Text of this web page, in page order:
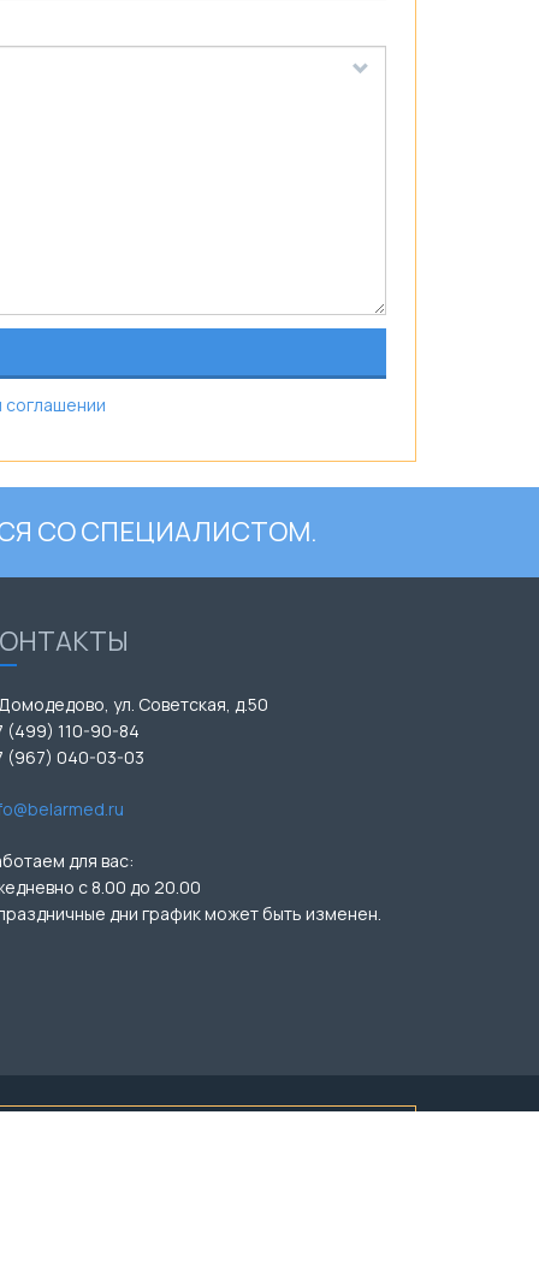
соглашении
СО СПЕЦИАЛИСТОМ.
ул. Советская, д.50
(499) 110-90-84
(967) 040-03-03
для вас:
с 8.00 до 20.00
дни график может быть изменен.